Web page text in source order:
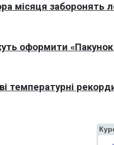
місяця заборонять
оформити
температурні